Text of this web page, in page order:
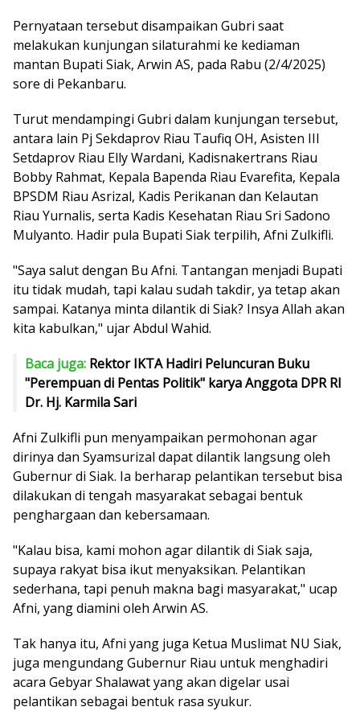
Pernyataan tersebut disampaikan Gubri saat
melakukan kunjungan silaturahmi ke kediaman
mantan Bupati Siak, Arwin AS, pada Rabu (2/4/2025)
sore di Pekanbaru.
Turut mendampingi Gubri dalam kunjungan tersebut,
antara lain Pj Sekdaprov Riau Taufiq OH, Asisten III
Setdaprov Riau Elly Wardani, Kadisnakertrans Riau
Bobby Rahmat, Kepala Bapenda Riau Evarefita, Kepala
BPSDM Riau Asrizal, Kadis Perikanan dan Kelautan
Riau Yurnalis, serta Kadis Kesehatan Riau Sri Sadono
Mulyanto. Hadir pula Bupati Siak terpilih, Afni Zulkifli.
"Saya salut dengan Bu Afni. Tantangan menjadi Bupati
itu tidak mudah, tapi kalau sudah takdir, ya tetap akan
sampai. Katanya minta dilantik di Siak? Insya Allah akan
kita kabulkan," ujar Abdul Wahid.
Baca juga: Rektor IKTA Hadiri Peluncuran Buku
"Perempuan di Pentas Politik" karya Anggota DPR RI
Dr. Hj. Karmila Sari
Afni Zulkifli pun menyampaikan permohonan agar
dirinya dan Syamsurizal dapat dilantik langsung oleh
Gubernur di Siak. Ia berharap pelantikan tersebut bisa
dilakukan di tengah masyarakat sebagai bentuk
penghargaan dan kebersamaan.
"Kalau bisa, kami mohon agar dilantik di Siak saja,
supaya rakyat bisa ikut menyaksikan. Pelantikan
sederhana, tapi penuh makna bagi masyarakat," ucap
Afni, yang diamini oleh Arwin AS.
Tak hanya itu, Afni yang juga Ketua Muslimat NU Siak,
juga mengundang Gubernur Riau untuk menghadiri
acara Gebyar Shalawat yang akan digelar usai
pelantikan sebagai bentuk rasa syukur.